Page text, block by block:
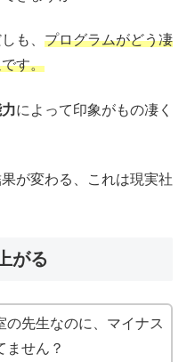
も、 プログラムがどう凄
す。
によって印象がもの凄く
が変わる、これは現実社
がる
の先生なのに、マイナス
ません？